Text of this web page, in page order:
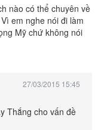
nào có thể chuyên về
em nghe nói đi làm
Mỹ chứ không nói
27/03/2015 15:45
Thắng cho vấn đề